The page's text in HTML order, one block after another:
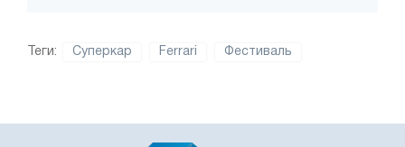
Теги: Суперкар Ferrari Фестиваль